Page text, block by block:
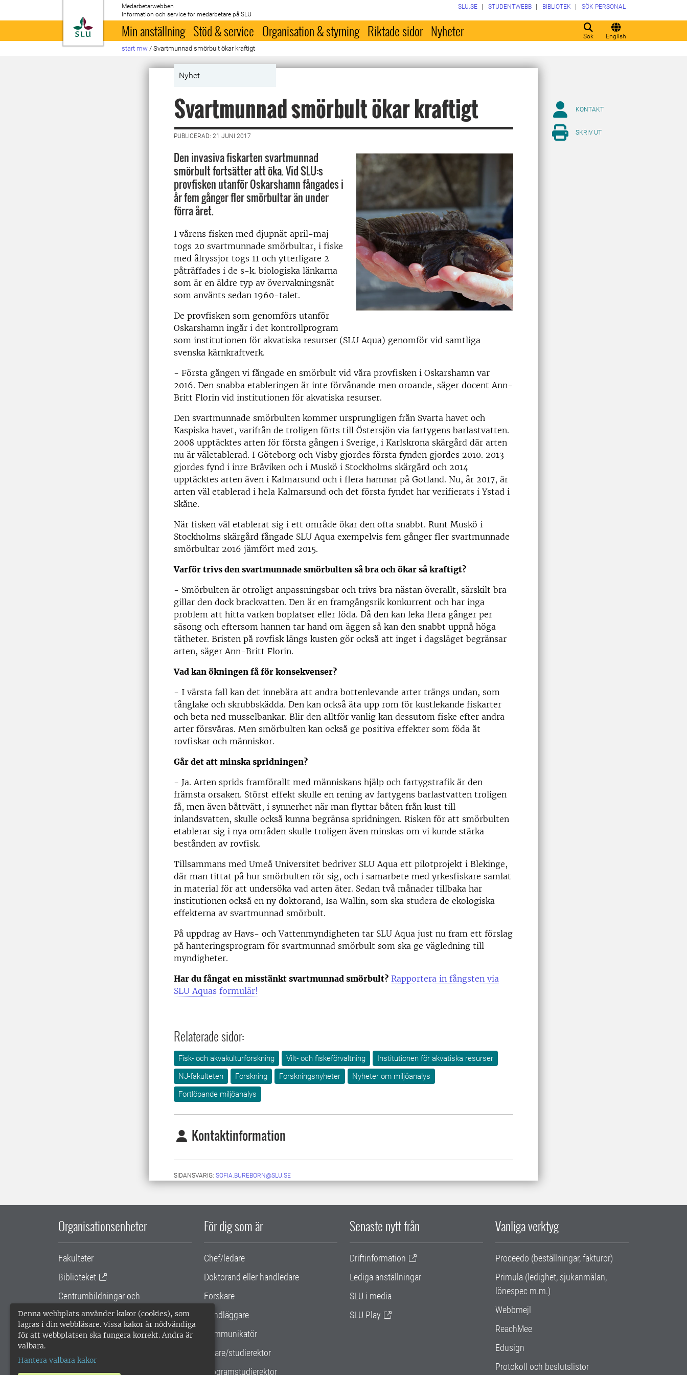
Denna webbplats använder kakor (cookies), som
lagras i din webbläsare. Vissa kakor är nödvändiga
för att webbplatsen ska fungera korrekt. Andra är
valbara.
Hantera valbara kakor
Till startsida
Medarbetarwebben
Information och service för medarbetare på SLU
Sök English
SLU.SE STUDENTWEBB BIBLIOTEK SÖK PERSONAL
Min anställning Stöd & service Organisation & styrning Riktade sidor Nyheter
start mw / Svartmunnad smörbult ökar kraftigt
Nyhet
Svartmunnad smörbult ökar kraftigt
PUBLICERAD: 21 JUNI 2017
Den invasiva fiskarten svartmunnad
smörbult fortsätter att öka. Vid SLU:s
provfisken utanför Oskarshamn fångades i
år fem gånger fler smörbultar än under
förra året.
I vårens fisken med djupnät april-maj
togs 20 svartmunnade smörbultar, i fiske
med ålryssjor togs 11 och ytterligare 2
påträffades i de s-k. biologiska länkarna
som är en äldre typ av övervakningsnät
som använts sedan 1960-talet.
De provfisken som genomförs utanför
Oskarshamn ingår i det kontrollprogram
som institutionen för akvatiska resurser (SLU Aqua) genomför vid samtliga
svenska kärnkraftverk.
- Första gången vi fångade en smörbult vid våra provfisken i Oskarshamn var
2016. Den snabba etableringen är inte förvånande men oroande, säger docent Ann-
Britt Florin vid institutionen för akvatiska resurser.
Den svartmunnade smörbulten kommer ursprungligen från Svarta havet och
Kaspiska havet, varifrån de troligen förts till Östersjön via fartygens barlastvatten.
2008 upptäcktes arten för första gången i Sverige, i Karlskrona skärgård där arten
nu är väletablerad. I Göteborg och Visby gjordes första fynden gjordes 2010. 2013
gjordes fynd i inre Bråviken och i Muskö i Stockholms skärgård och 2014
upptäcktes arten även i Kalmarsund och i flera hamnar på Gotland. Nu, år 2017, är
arten väl etablerad i hela Kalmarsund och det första fyndet har verifierats i Ystad i
Skåne.
När fisken väl etablerat sig i ett område ökar den ofta snabbt. Runt Muskö i
Stockholms skärgård fångade SLU Aqua exempelvis fem gånger fler svartmunnade
smörbultar 2016 jämfört med 2015.
Varför trivs den svartmunnade smörbulten så bra och ökar så kraftigt?
- Smörbulten är otroligt anpassningsbar och trivs bra nästan överallt, särskilt bra
gillar den dock brackvatten. Den är en framgångsrik konkurrent och har inga
problem att hitta varken boplatser eller föda. Då den kan leka flera gånger per
säsong och eftersom hannen tar hand om äggen så kan den snabbt uppnå höga
tätheter. Bristen på rovfisk längs kusten gör också att inget i dagsläget begränsar
arten, säger Ann-Britt Florin.
Vad kan ökningen få för konsekvenser?
- I värsta fall kan det innebära att andra bottenlevande arter trängs undan, som
tånglake och skrubbskädda. Den kan också äta upp rom för kustlekande fiskarter
och beta ned musselbankar. Blir den alltför vanlig kan dessutom fiske efter andra
arter försvåras. Men smörbulten kan också ge positiva effekter som föda åt
rovfiskar och människor.
Går det att minska spridningen?
- Ja. Arten sprids framförallt med människans hjälp och fartygstrafik är den
främsta orsaken. Störst effekt skulle en rening av fartygens barlastvatten troligen
få, men även båttvätt, i synnerhet när man flyttar båten från kust till
inlandsvatten, skulle också kunna begränsa spridningen. Risken för att smörbulten
etablerar sig i nya områden skulle troligen även minskas om vi kunde stärka
bestånden av rovfisk.
Tillsammans med Umeå Universitet bedriver SLU Aqua ett pilotprojekt i Blekinge,
där man tittat på hur smörbulten rör sig, och i samarbete med yrkesfiskare samlat
in material för att undersöka vad arten äter. Sedan två månader tillbaka har
institutionen också en ny doktorand, Isa Wallin, som ska studera de ekologiska
effekterna av svartmunnad smörbult.
På uppdrag av Havs- och Vattenmyndigheten tar SLU Aqua just nu fram ett förslag
på hanteringsprogram för svartmunnad smörbult som ska ge vägledning till
myndigheter.
Har du fångat en misstänkt svartmunnad smörbult? Rapportera in fångsten via
SLU Aquas formulär!
Relaterade sidor:
Fisk- och akvakulturforskning Vilt- och fiskeförvaltning
Institutionen för akvatiska resurser
NJ-fakulteten
Forskning Forskningsnyheter
Nyheter om miljöanalys
Fortlöpande miljöanalys
Kontaktinformation
SIDANSVARIG: SOFIA.BUREBORN@SLU.SE
KONTAKT
SKRIV UT
Organisationsenheter
Fakulteter
Biblioteket
Centrumbildningar och
samarbetsprojekt
Gemensamma verksamhetsstödet
För dig som är
Chef/ledare
Doktorand eller handledare
Forskare
Handläggare
Kommunikatör
Lärare/studierektor
Programstudierektor
Senaste nytt från
Driftinformation
Lediga anställningar
SLU i media
SLU Play
Vanliga verktyg
Proceedo (beställningar, fakturor)
Primula (ledighet, sjukanmälan,
lönespec m.m.)
Webbmejl
ReachMee
Edusign
Protokoll och beslutslistor